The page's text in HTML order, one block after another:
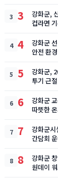
3
강화군,
컵라면
4
강화군
안전 환
5
강화군,
투기 근
6
강화군
따뜻한
7
강화군시
간담회
8
강화군
원데이